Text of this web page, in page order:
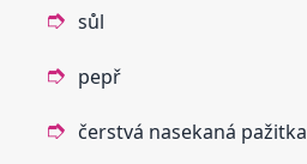
sůl
pepř
čerstvá nasekaná pažitka